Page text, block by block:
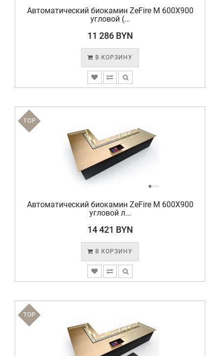
Автоматический биокамин ZeFire М 600X900
угловой (...
11 286 BYN
В КОРЗИНУ
TOP
Автоматический биокамин ZeFire М 600X900
угловой л...
14 421 BYN
В КОРЗИНУ
TOP